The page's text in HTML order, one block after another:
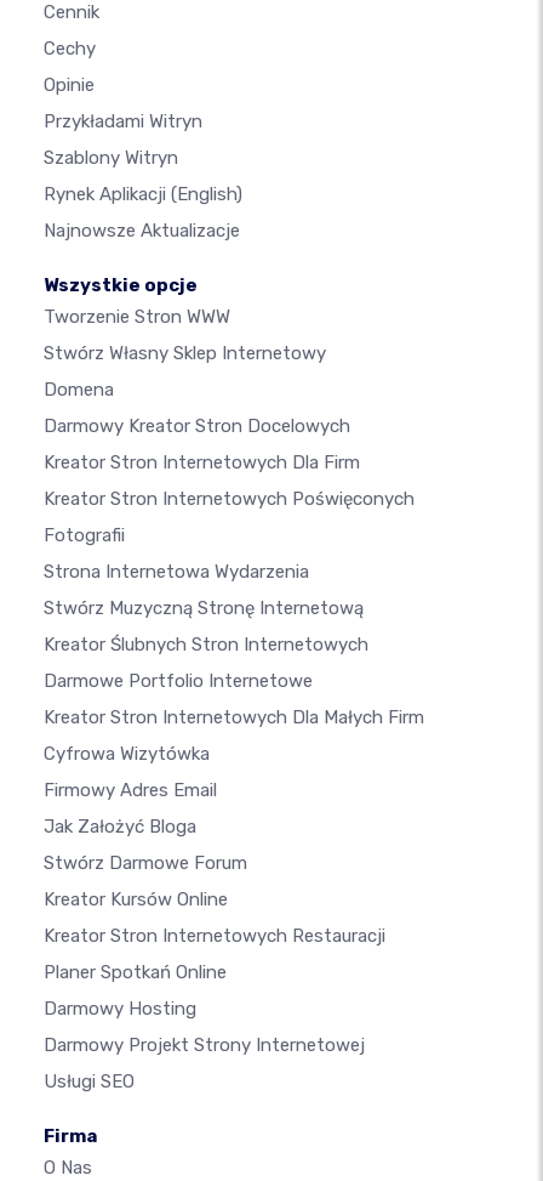
Cennik
Cechy
Opinie
Przykładami Witryn
Szablony Witryn
Rynek Aplikacji (English)
Najnowsze Aktualizacje
Wszystkie opcje
Tworzenie Stron WWW
Stwórz Własny Sklep Internetowy
Domena
Darmowy Kreator Stron Docelowych
Kreator Stron Internetowych Dla Firm
Kreator Stron Internetowych Poświęconych
Fotografii
Strona Internetowa Wydarzenia
Stwórz Muzyczną Stronę Internetową
Kreator Ślubnych Stron Internetowych
Darmowe Portfolio Internetowe
Kreator Stron Internetowych Dla Małych Firm
Cyfrowa Wizytówka
Firmowy Adres Email
Jak Założyć Bloga
Stwórz Darmowe Forum
Kreator Kursów Online
Kreator Stron Internetowych Restauracji
Planer Spotkań Online
Darmowy Hosting
Darmowy Projekt Strony Internetowej
Usługi SEO
Firma
O Nas